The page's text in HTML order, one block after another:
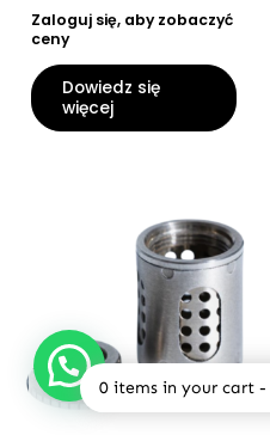
Zaloguj się, aby zobaczyć
ceny
Dowiedz się
więcej
BRAK W MAGAZYNIE
0items in your cart -